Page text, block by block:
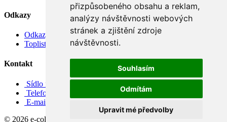
přizpůsobeného obsahu a reklam,
analýzy návštěvnosti webových
stránek a zjištění zdroje
návštěvnosti.
Souhlasím
Odmítám
Upravit mé předvolby
Odkazy
Odkazy
Toplist
Kontakt
Sídlo firmy: Boženy Němcové 739/1, Svitavy 568 02, CZ
Telefon: +420 608 449 590
E-mail: info@e-color.cz
© 2026 e-color.cz